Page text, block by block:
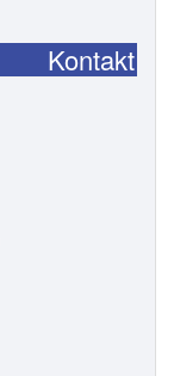
Kontakt